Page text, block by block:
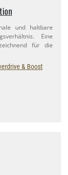
und haltbare
Eine
für die
& Boost